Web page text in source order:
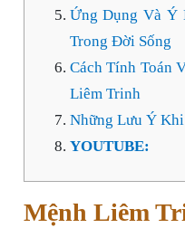
Ứng Dụng Và Ý
Trong Đời Sống
Cách Tính Toán
Liêm Trinh
Những Lưu Ý
YOUTUBE:
Mệnh Liêm